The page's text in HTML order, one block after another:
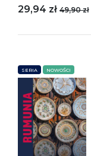
29,94 zł 49,90 zł
SERIA NOWOŚCI